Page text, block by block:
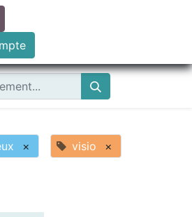
× visio ×